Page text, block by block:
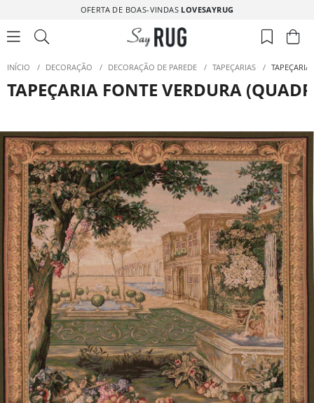
OFERTA DE BOAS-VINDAS LOVESAYRUG
INÍCIO / DECORAÇÃO / DECORAÇÃO DE PAREDE / TAPEÇARIAS /
TAPEÇARIA FONTE VERDURA